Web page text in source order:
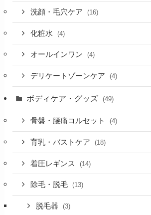
洗顔・毛穴ケア (16)
化粧水 (4)
オールインワン (4)
デリケートゾーンケア (4)
ボディケア・グッズ (49)
骨盤・腰痛コルセット (4)
育乳・バストケア (18)
着圧レギンス (14)
除毛・脱毛 (13)
脱毛器 (3)